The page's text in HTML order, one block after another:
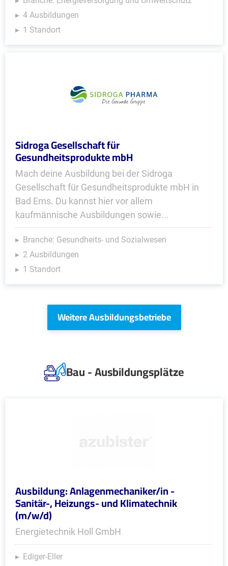
4 Ausbildungen
1 Standort
Sidroga Gesellschaft für
Gesundheitsprodukte mbH
Mach deine Ausbildung bei der Sidroga
Gesellschaft für Gesundheitsprodukte mbH in
Bad Ems. Du kannst hier vor allem
kaufmännische Ausbildungen sowie...
Branche: Gesundheits- und Sozialwesen
2 Ausbildungen
1 Standort
Weitere Ausbildungsbetriebe
Bau - Ausbildungsplätze
Ausbildung: Anlagenmechaniker/in -
Sanitär-, Heizungs- und Klimatechnik
(m/w/d)
Energietechnik Holl GmbH
Ediger-Eller